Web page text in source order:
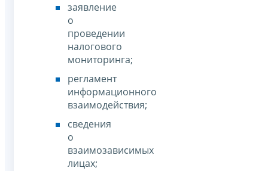
заявление
о
проведении
налогового
мониторинга;
регламент
информационного
взаимодействия;
сведения
о
взаимозависимых
лицах;